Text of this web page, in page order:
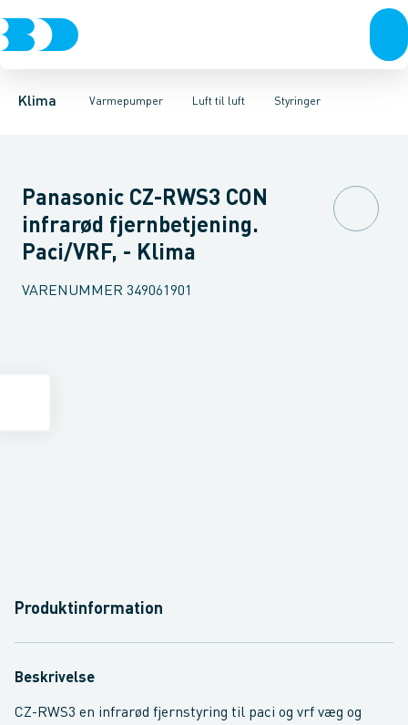
Klima Varmepumper
Ventilation Varmepumper KlimaværktøjBiokedler &
Luft til luft
Luft til luft Luft til vand JordvarmeIsoleringTilbehør
Styringer
Varmepumper, sætVarmepumper, indedeleVarmepumper,
Panasonic CZ-RWS3 CON
infrarød fjernbetjening.
Paci/VRF, - Klima
VARENUMMER 349061901
Produktinformation
Beskrivelse
CZ-RWS3 en infrarød fjernstyring til paci og vrf væg og